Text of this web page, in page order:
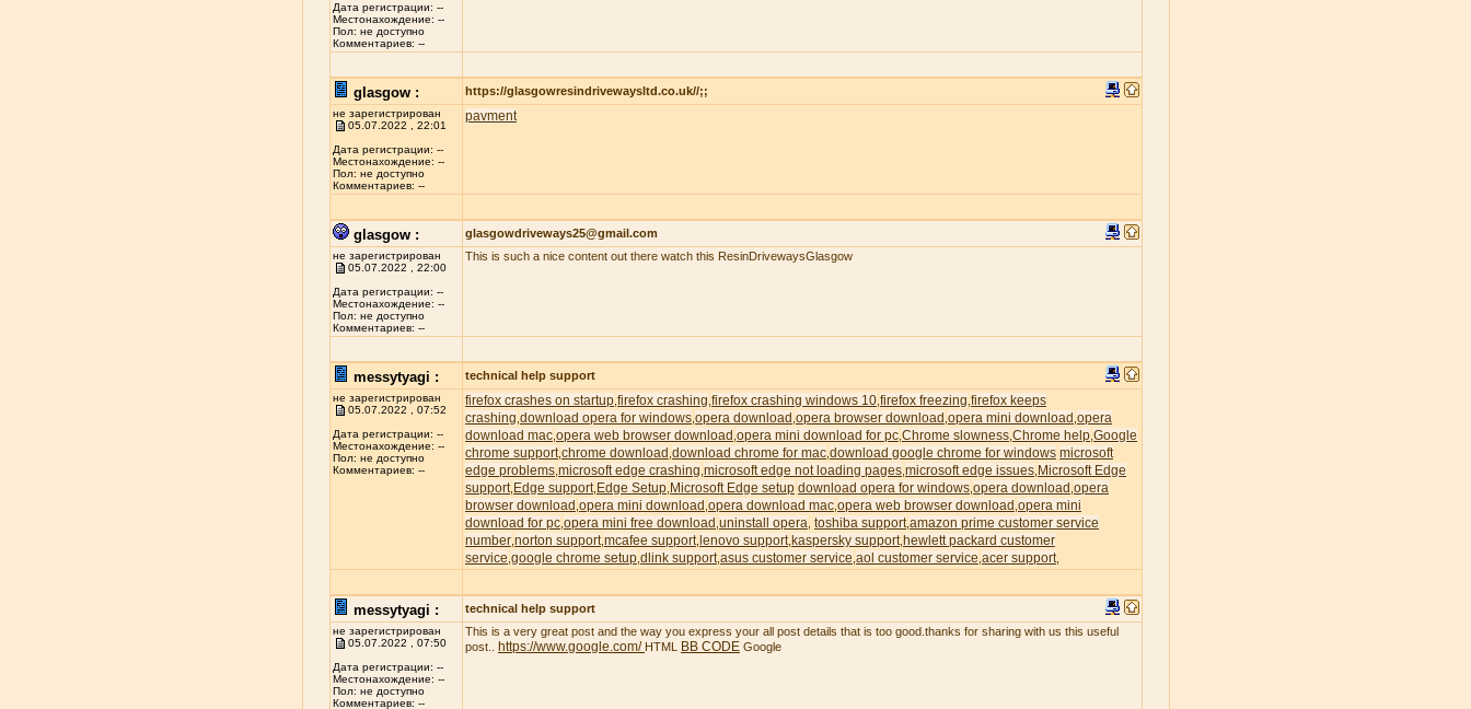
Дата регистрации: --
Местонахождение: --
Пол: не доступно
Комментариев: --
glasgow : https://glasgowresindrivewaysltd.co.uk//;;
не зарегистрирован
05.07.2022 , 22:01
Дата регистрации: --
Местонахождение: --
Пол: не доступно
Комментариев: --
pavment
glasgow : glasgowdriveways25@gmail.com
не зарегистрирован
05.07.2022 , 22:00
Дата регистрации: --
Местонахождение: --
Пол: не доступно
Комментариев: --
This is such a nice content out there watch this ResinDrivewaysGlasgow
messytyagi : technical help support
не зарегистрирован
05.07.2022 , 07:52
Дата регистрации: --
Местонахождение: --
Пол: не доступно
Комментариев: --
firefox crashes on startup firefox crashing firefox crashing windows 10 firefox freezing firefox keeps
crashing download opera for windows opera download opera browser download opera mini download opera
download mac opera web browser download opera mini download for pc Chrome slowness Chrome help Google
chrome support chrome download download chrome for mac download google chrome for windows microsoft
edge problems microsoft edge crashing microsoft edge not loading pages microsoft edge issues Microsoft Edge
support Edge support Edge Setup Microsoft Edge setup download opera for windows opera download opera
browser download opera mini download opera download mac opera web browser download opera mini
download for pc opera mini free download uninstall opera toshiba support amazon prime customer service
number norton support mcafee support lenovo support kaspersky support hewlett packard customer
service google chrome setup dlink support asus customer service aol customer service acer support
messytyagi : technical help support
не зарегистрирован
05.07.2022 , 07:50
Дата регистрации: --
Местонахождение: --
Пол: не доступно
Комментариев: --
This is a very great post and the way you express your all post details that is too good.thanks for sharing with us this useful
post..
https://www.google.com/ HTML BB CODE Google